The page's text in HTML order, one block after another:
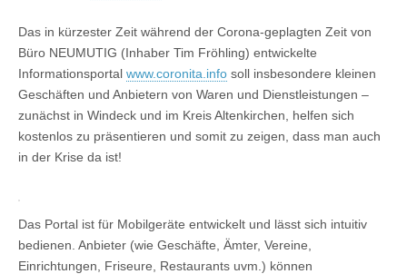
Das in kürzester Zeit während der Corona-geplagten Zeit von
Büro NEUMUTIG (Inhaber Tim Fröhling) entwickelte
Informationsportal www.coronita.info soll insbesondere kleinen
Geschäften und Anbietern von Waren und Dienstleistungen –
zunächst in Windeck und im Kreis Altenkirchen, helfen sich
kostenlos zu präsentieren und somit zu zeigen, dass man auch
in der Krise da ist!
Das Portal ist für Mobilgeräte entwickelt und lässt sich intuitiv
bedienen. Anbieter (wie Geschäfte, Ämter, Vereine,
Einrichtungen, Friseure, Restaurants uvm.) können